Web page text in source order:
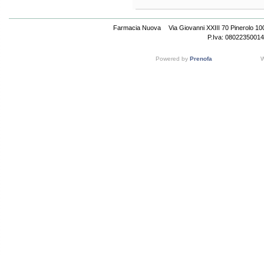
Farmacia Nuova
Via Giovanni XXIII 70 Pinerolo
P.Iva: 08022350014
Powered by Prenofa